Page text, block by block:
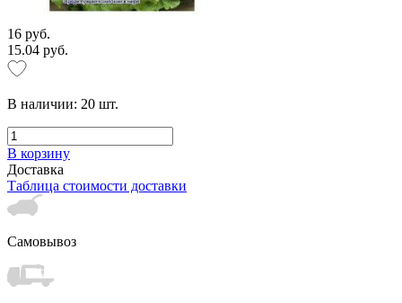
16 руб.
15.04 руб.
В наличии: 20 шт.
В корзину
Доставка
Таблица стоимости доставки
Самовывоз